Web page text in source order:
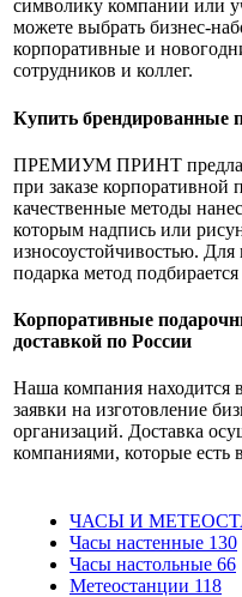
символику компании или
можете выбрать бизнес-
корпоративные и
сотрудников и коллег.
Купить брендированные
ПРЕМИУМ ПРИНТ
при заказе
качественные методы
которым надпись или
износоустойчивостью.
подарка метод
Корпоративные
доставкой по России
Наша компания
заявки на изготовление
организаций. Доставка
компаниями, которые есть
ЧАСЫ И
Часы настенные 130
Часы настольные 66
Метеостанции 118